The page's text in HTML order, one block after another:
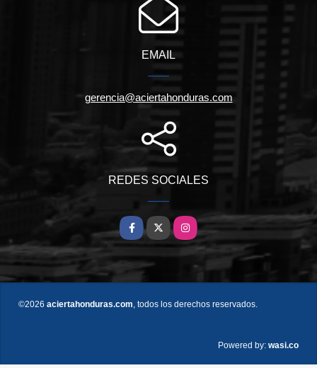
EMAIL
gerencia@aciertahonduras.com
REDES SOCIALES
Facebook
X Instagram
©2026 aciertahonduras.com, todos los derechos reservados.
Powered by: wasi.co